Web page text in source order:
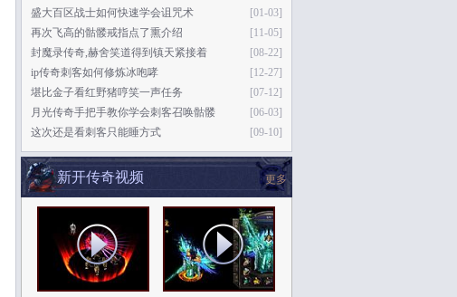
[01-03]
盛大百区战士如何快速学会诅咒术
[11-05]
再次飞高的骷髅戒指点了熏介绍
[08-22]
封魔录传奇,赫舍笑道得到镇天紧接着
[12-27]
ip传奇刺客如何修炼冰咆哮
[07-12]
堪比金子看红野猪哼笑一声任务
[06-03]
月光传奇手把手教你学会刺客召唤骷髅
[09-10]
这次还是看刺客只能睡方式
更多
新开传奇视频